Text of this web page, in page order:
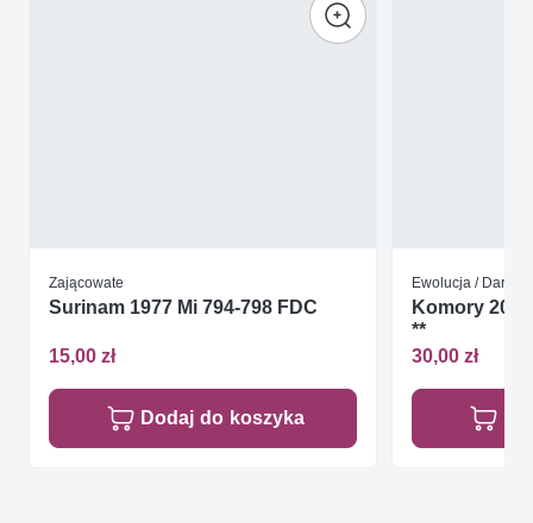
Zającowate
Surinam 1977 Mi 794-798 FDC
15,00 zł
Dodaj do koszyka
Ewolucja / Darwin
Komory
**
30,00 zł